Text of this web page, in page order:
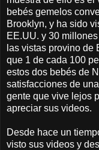
bebés gemelos
Brooklyn, y ha sido
EE.UU. y 30
las vistas provino de
que 1 de cada 100
estos dos bebés de
satisfacciones de
gente que vive lejos
apreciar sus videos.
Desde hace un
visto sus videos y